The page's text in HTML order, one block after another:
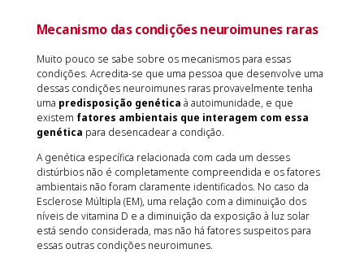
Mecanismo das condições neuroimunes raras
Muito pouco se sabe sobre os mecanismos para essas
condições. Acredita-se que uma pessoa que desenvolve uma
dessas condições neuroimunes raras provavelmente tenha
uma predisposição genética à autoimunidade, e que
existem fatores ambientais que interagem com essa
genética para desencadear a condição.
A genética específica relacionada com cada um desses
distúrbios não é completamente compreendida e os fatores
ambientais não foram claramente identificados. No caso da
Esclerose Múltipla (EM), uma relação com a diminuição dos
níveis de vitamina D e a diminuição da exposição à luz solar
está sendo considerada, mas não há fatores suspeitos para
essas outras condições neuroimunes.